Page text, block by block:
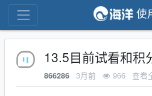
使
13.5目前试看和积
866286 3月前 966 查看